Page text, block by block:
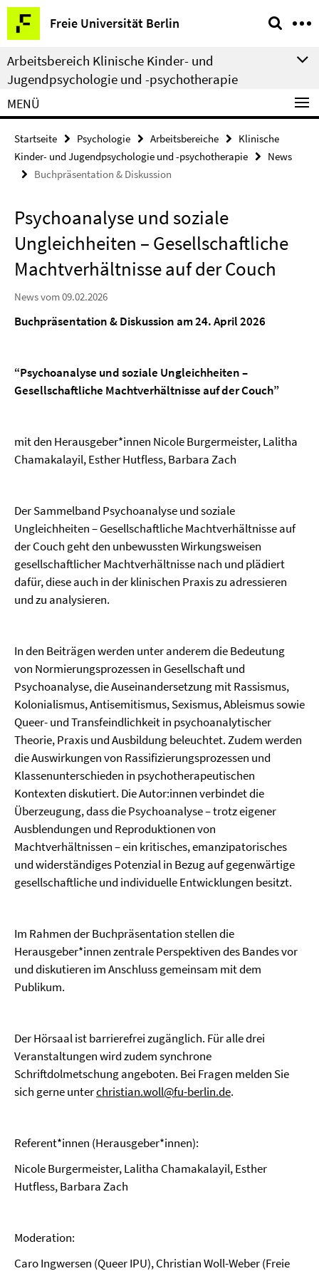
Springe
direkt
zu
Inhalt
Freie Universität Berlin
Service-
Navigation
Arbeitsbereich Klinische Kinder- und
Jugendpsychologie und -psychotherapie
MENÜ
Startseite Psychologie Arbeitsbereiche
Klinische
Kinder- und Jugendpsychologie und -psychotherapie
News
Buchpräsentation & Diskussion
Psychoanalyse und soziale
Ungleichheiten – Gesellschaftliche
Machtverhältnisse auf der Couch
News vom 09.02.2026
Buchpräsentation & Diskussion am 24. April 2026
“Psychoanalyse und soziale Ungleichheiten –
Gesellschaftliche Machtverhältnisse auf der Couch”
mit den Herausgeber*innen Nicole Burgermeister, Lalitha
Chamakalayil, Esther Hutfless, Barbara Zach
Der Sammelband Psychoanalyse und soziale
Ungleichheiten – Gesellschaftliche Machtverhältnisse auf
der Couch geht den unbewussten Wirkungsweisen
gesellschaftlicher Machtverhältnisse nach und plädiert
dafür, diese auch in der klinischen Praxis zu adressieren
und zu analysieren.
In den Beiträgen werden unter anderem die Bedeutung
von Normierungsprozessen in Gesellschaft und
Psychoanalyse, die Auseinandersetzung mit Rassismus,
Kolonialismus, Antisemitismus, Sexismus, Ableismus sowie
Queer- und Transfeindlichkeit in psychoanalytischer
Theorie, Praxis und Ausbildung beleuchtet. Zudem werden
die Auswirkungen von Rassifizierungsprozessen und
Klassenunterschieden in psychotherapeutischen
Kontexten diskutiert. Die Autor:innen verbindet die
Überzeugung, dass die Psychoanalyse – trotz eigener
Ausblendungen und Reproduktionen von
Machtverhältnissen – ein kritisches, emanzipatorisches
und widerständiges Potenzial in Bezug auf gegenwärtige
gesellschaftliche und individuelle Entwicklungen besitzt.
Im Rahmen der Buchpräsentation stellen die
Herausgeber*innen zentrale Perspektiven des Bandes vor
und diskutieren im Anschluss gemeinsam mit dem
Publikum.
Der Hörsaal ist barrierefrei zugänglich. Für alle drei
Veranstaltungen wird zudem synchrone
Schriftdolmetschung angeboten. Bei Fragen melden Sie
sich gerne unterchristian.woll@fu-berlin.de.
Referent*innen (Herausgeber*innen):
Nicole Burgermeister, Lalitha Chamakalayil, Esther
Hutfless, Barbara Zach
Moderation:
Caro Ingwersen (Queer IPU), Christian Woll-Weber (Freie